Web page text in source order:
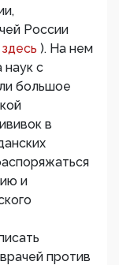
России
здесь ). На нем
наук с
большое
в
и
против